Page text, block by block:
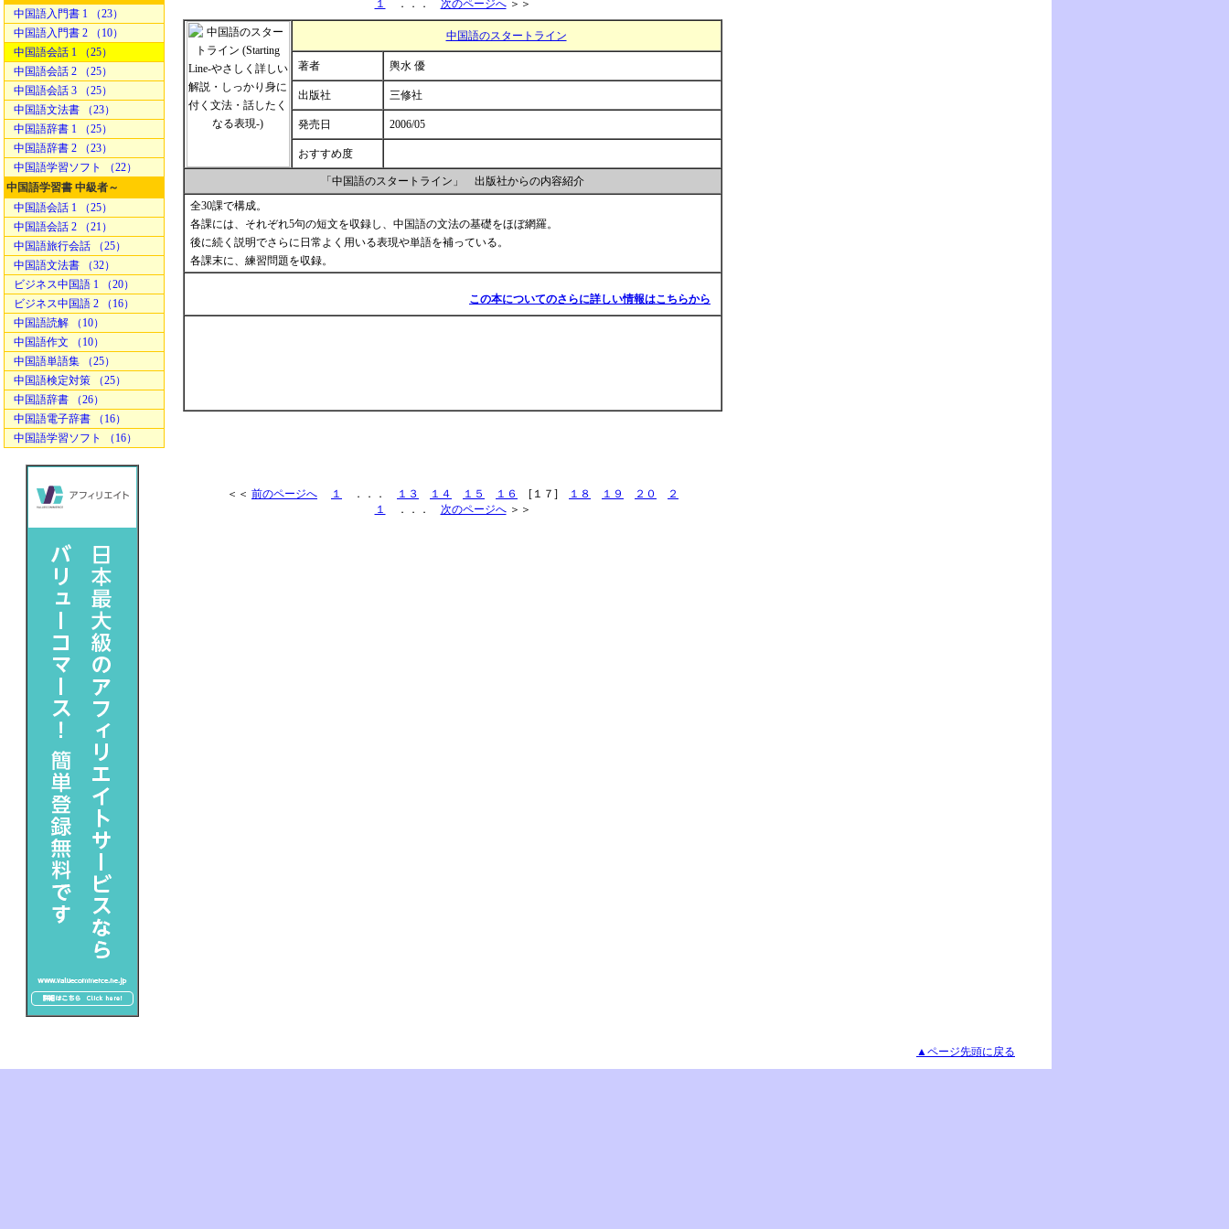
中国語入門書 1 （23）
中国語入門書 2 （10）
中国語会話 1 （25）
中国語会話 2 （25）
中国語会話 3 （25）
中国語文法書 （23）
中国語辞書 1 （25）
中国語辞書 2 （23）
中国語学習ソフト （22）
中国語学習書 中級者～
中国語会話 1 （25）
中国語会話 2 （21）
中国語旅行会話 （25）
中国語文法書 （32）
ビジネス中国語 1 （20）
ビジネス中国語 2 （16）
中国語読解 （10）
中国語作文 （10）
中国語単語集 （25）
中国語検定対策 （25）
中国語辞書 （26）
中国語電子辞書 （16）
中国語学習ソフト （16）
１ ．．． 次のページへ＞＞
中国語のスタートライン
著者 輿水 優
出版社 三修社
発売日 2006/05
おすすめ度
「中国語のスタートライン」 出版社からの内容紹介
全30課で構成。
各課には、それぞれ5句の短文を収録し、中国語の文法の基礎をほぼ網羅。
後に続く説明でさらに日常よく用いる表現や単語を補っている。
各課末に、練習問題を収録。
この本についてのさらに詳しい情報はこちらから
＜＜ 前のページへ １ ．．． １３ １４ １５ １６ [１７] １８ １９ ２０
２
１
．．． 次のページへ＞＞
▲ページ先頭に戻る